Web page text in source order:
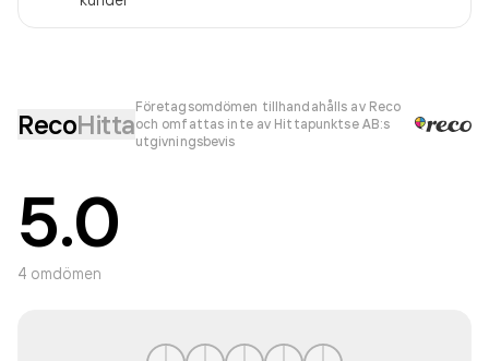
RecoHitta
Företagsomdömen tillhandahålls av Reco
och omfattas inte av Hittapunktse AB:s
utgivningsbevis
5.0
4 omdömen